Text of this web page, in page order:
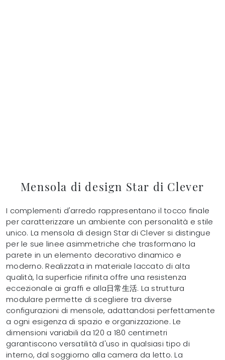
Mensola di design Star di Clever
I complementi d'arredo rappresentano il tocco finale
per caratterizzare un ambiente con personalità e stile
unico. La mensola di design Star di Clever si distingue
per le sue linee asimmetriche che trasformano la
parete in un elemento decorativo dinamico e
moderno. Realizzata in materiale laccato di alta
qualità, la superficie rifinita offre una resistenza
eccezionale ai graffi e alla日常生活. La struttura
modulare permette di scegliere tra diverse
configurazioni di mensole, adattandosi perfettamente
a ogni esigenza di spazio e organizzazione. Le
dimensioni variabili da 120 a 180 centimetri
garantiscono versatilità d'uso in qualsiasi tipo di
interno, dal soggiorno alla camera da letto. La